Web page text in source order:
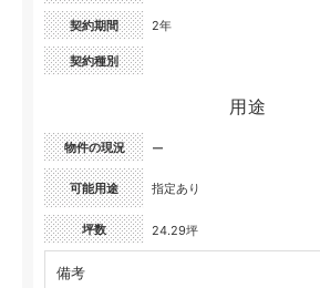
契約期間 2年
契約種別
用途
物件の現況 ー
可能用途 指定あり
坪数 24.29坪
備考